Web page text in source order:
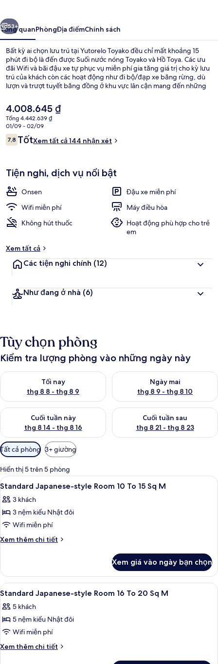
Tiếp
53+
Tổng quanPhòngĐịa điểmChính sách
Bất kỳ ai chọn lưu trú tại Yutorelo Toyako đều chỉ mất khoảng 15
phút đi bộ là đến được Suối nước nóng Toyako và Hồ Toya. Các ưu
đãi Wifi và bãi đậu xe tự phục vụ miễn phí gia tăng giá trị cho kỳ lưu
trú của khách còn các hoạt động như đi bộ/đạp xe băng rừng, dù
lượn và trượt tuyết băng đồng ở khu vực lân cận mang đến những
hàng đồ ăn nhanh, xe đạp cho thuê miễn phí và vườn.
Giá
hiện
tại
là
4.008.645 ₫
4.008.645 ₫
Tổng 4.442.639 ₫
01/09 - 02/09
Nhận
xét
7,87,8 trên 10,
TốtXem tất cả 144 nhận xét
Tiện nghi, dịch vụ nổi bật
Onsen
Đậu xe miễn phí
Wifi miễn phí
Máy điều hòa
Không hút thuốc
Hoạt động phù hợp cho trẻ
em
Xem tất cả
Các tiện nghi chính (12)
Như đang ở nhà (6)
Tùy chọn phòng
Kiểm tra lượng phòng vào những ngày này
Tối nay
thg 8 8 - thg 8 9
Kiểm tra lượng phòng tối nay từ thg 8 8 - thg 8 9
Ngày mai
thg 8 9 - thg 8 10
Kiểm tra lượng phòng ngày
Cuối tuần này
thg 8 14 - thg 8 16
Kiểm tra lượng phòng cuối tuần này từ thg 8 14 - thg 8 16
Cuối tuần sau
thg 8 21 - thg 8 23
Kiểm tra lượng phòng cuối
Bộ
lọc
có
thể
dùng
để
lọc
tìm
phòng
Tất cả phòng 3+ giường
Hiển thị 5 trên 5 phòng
Xem
tất
cả
ảnh
Standard
Japanese-
10
To
15
Sq
M
1
Standard Japanese-style Room 10 To 15 Sq M
3 khách
3 nệm kiểu Nhật đôi
Wifi miễn phí
Xem thêm chi tiết
Chi
Standard
Japanese-
style
10
To
Sq
M
Xem giá vào ngày bạn chọn
Xem
tất
cả
ảnh
Standard
Japanese-
1
Standard Japanese-style Room 16 To 20 Sq M
5 khách
5 nệm kiểu Nhật đôi
Wifi miễn phí
Xem thêm chi tiết
Chi